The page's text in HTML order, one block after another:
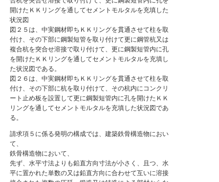
開けたＫＫリングを通してセメントモルタルを充填した
状況図
図２５は、中実鋼材即ちＫＫリングを貫通させて柱を取
付け、その下部に鋼製短管を取り付けて更に鋼管杭又は
複合杭を突合せ溶接で取り付けて、更に鋼製短管内に孔
を開けたＫＫリングを通してセメントモルタルを充填し
た状況図である。
図２６は、中実鋼材即ちＫＫリングを貫通させて柱を取
付け、その下部に杭を取り付けて、その杭内にコンクリ
ート止め板を設置して更に鋼製短管内に孔を開けたＫＫ
リングを通してセメントモルタルを充填した状況図であ
る。
請求項５に係る発明の構成では、建築鉄骨構造物におい
て、
鉄骨構造物において、
先ず、水平寸法よりも鉛直方向寸法が小さく、且つ、水
平に置かれた単数の又は鉛直方向に合わせて互いに溶接